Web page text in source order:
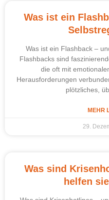
Was ist ein
Was ist ein Flashback –
Flashbacks sind
die oft mit
Herausforderungen
plötzliches,
MEHR
29.
Was sind
helfen